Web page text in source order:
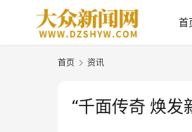
首
首页 资讯
“千面传奇 焕